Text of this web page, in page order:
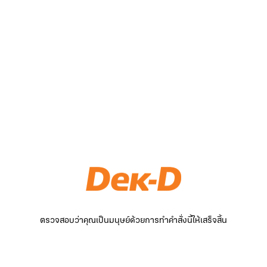
ตรวจสอบว่าคุณเป็นมนุษย์ด้วยการทำคำสั่งนี้ให้เสร็จสิ้น